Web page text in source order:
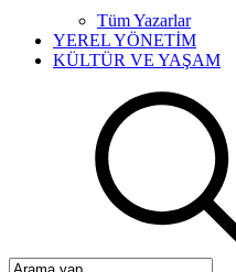
Tüm Yazarlar
YEREL YÖNETİM
KÜLTÜR VE YAŞAM